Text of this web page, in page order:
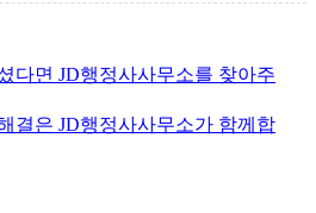
다면 JD행정사사무소를 찾아주
결은 JD행정사사무소가 함께합